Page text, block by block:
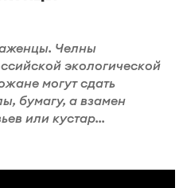
Челны
экологической
могут сдать
бумагу, а взамен
или кустар...